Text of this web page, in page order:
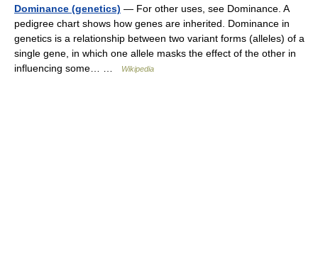
Dominance (genetics) — For other uses, see Dominance. A
pedigree chart shows how genes are inherited. Dominance in
genetics is a relationship between two variant forms (alleles) of a
single gene, in which one allele masks the effect of the other in
influencing some… …
Wikipedia